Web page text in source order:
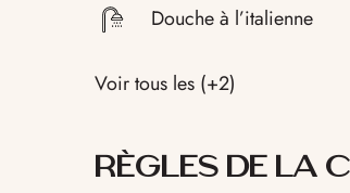
Douche à l’italienne
Voir tous les (+2)
RÈGLES DE LA